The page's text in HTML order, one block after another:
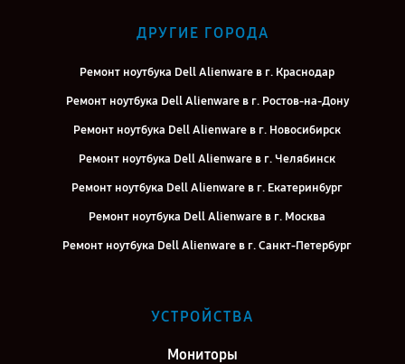
ДРУГИЕ ГОРОДА
Ремонт ноутбука Dell Alienware в г. Краснодар
Ремонт ноутбука Dell Alienware в г. Ростов-на-Дону
Ремонт ноутбука Dell Alienware в г. Новосибирск
Ремонт ноутбука Dell Alienware в г. Челябинск
Ремонт ноутбука Dell Alienware в г. Екатеринбург
Ремонт ноутбука Dell Alienware в г. Москва
Ремонт ноутбука Dell Alienware в г. Санкт-Петербург
УСТРОЙСТВА
Мониторы